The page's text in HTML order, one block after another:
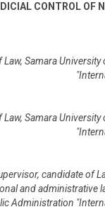
CONTROL OF
Law, Samara
Law, Samara
candidate of
and administrative
Administration